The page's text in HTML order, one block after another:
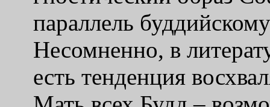
параллель
Несомненно, в
есть тенденция